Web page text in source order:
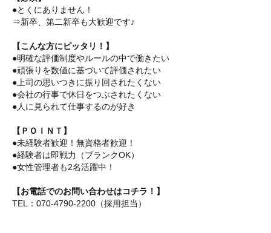
●とくにありません！
⇒新卒、第二新卒も大歓迎です♪
【こんな方にピッタリ！】
●明確な評価制度やルールの中で働きたい
●頑張りを数値に基づいて評価されたい
●上司の思いつきに振り回されたくない
●会社の行事で休日をつぶされたくない
●人に見られて仕事するのが好き
【ＰＯＩＮＴ】
●未経験者歓迎！無資格者歓迎！
●経験者は即戦力（ブランクOK）
●女性管理者も2名活躍中！
【お電話でのお問い合わせはコチラ！】
TEL：070-4790-2200（採用担当）